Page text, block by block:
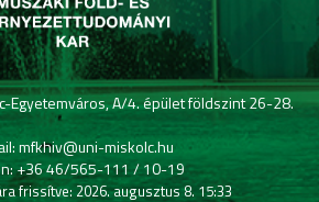
Egyetemváros, A/4. épület földszint 26-28.
mfkhiv@uni-miskolc.hu
+36 46/565-111 / 10-19
frissítve: 2026. augusztus 8. 15:33